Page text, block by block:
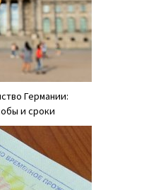
Германии:
и сроки